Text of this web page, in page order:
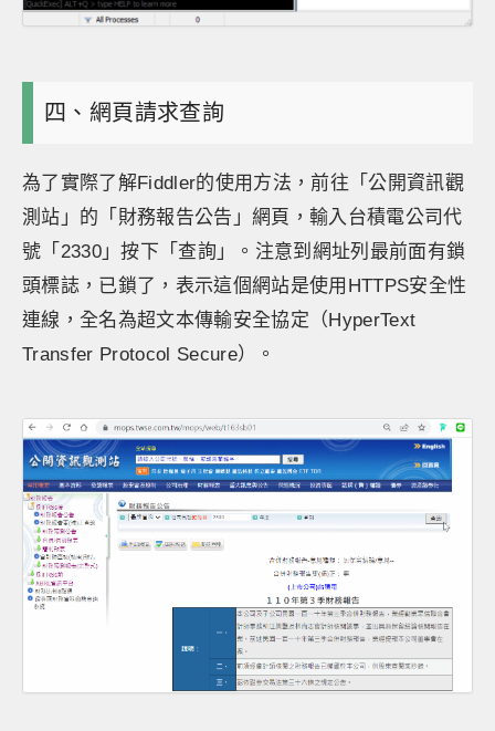
四、網頁請求查詢
為了實際了解Fiddler的使用方法，前往「公開資訊觀
測站」的「財務報告公告」網頁，輸入台積電公司代
號「2330」按下「查詢」。注意到網址列最前面有鎖
頭標誌，已鎖了，表示這個網站是使用HTTPS安全性
連線，全名為超文本傳輸安全協定（HyperText
Transfer Protocol Secure）。